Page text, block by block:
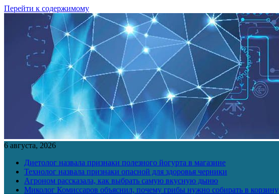
Перейти к содержимому
6 августа, 2026
Диетолог назвала признаки полезного йогурта в магазине
Технолог назвала признаки опасной для здоровья черники
Агроном рассказала, как выбрать самую вкусную дыню
Миколог Комиссаров объяснил, почему грибы нужно собирать в корзину